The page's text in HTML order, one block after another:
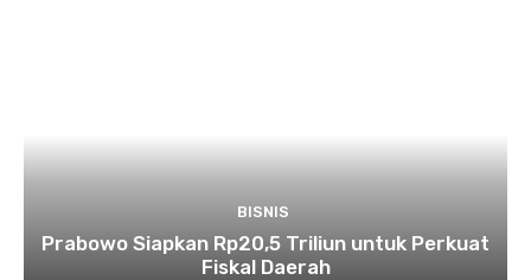
BISNIS
Prabowo Siapkan Rp20,5 Triliun untuk Perkuat
Fiskal Daerah